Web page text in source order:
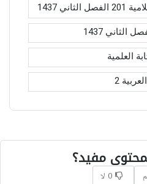
1437
العلمية
2
مفيد؟
0 لا